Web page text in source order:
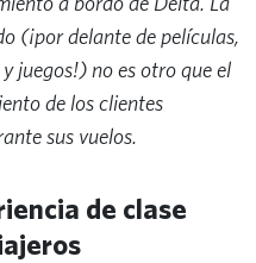
(¡por delante de películas,
juegos!) no es otro que el
de los clientes
sus vuelos.
de clase